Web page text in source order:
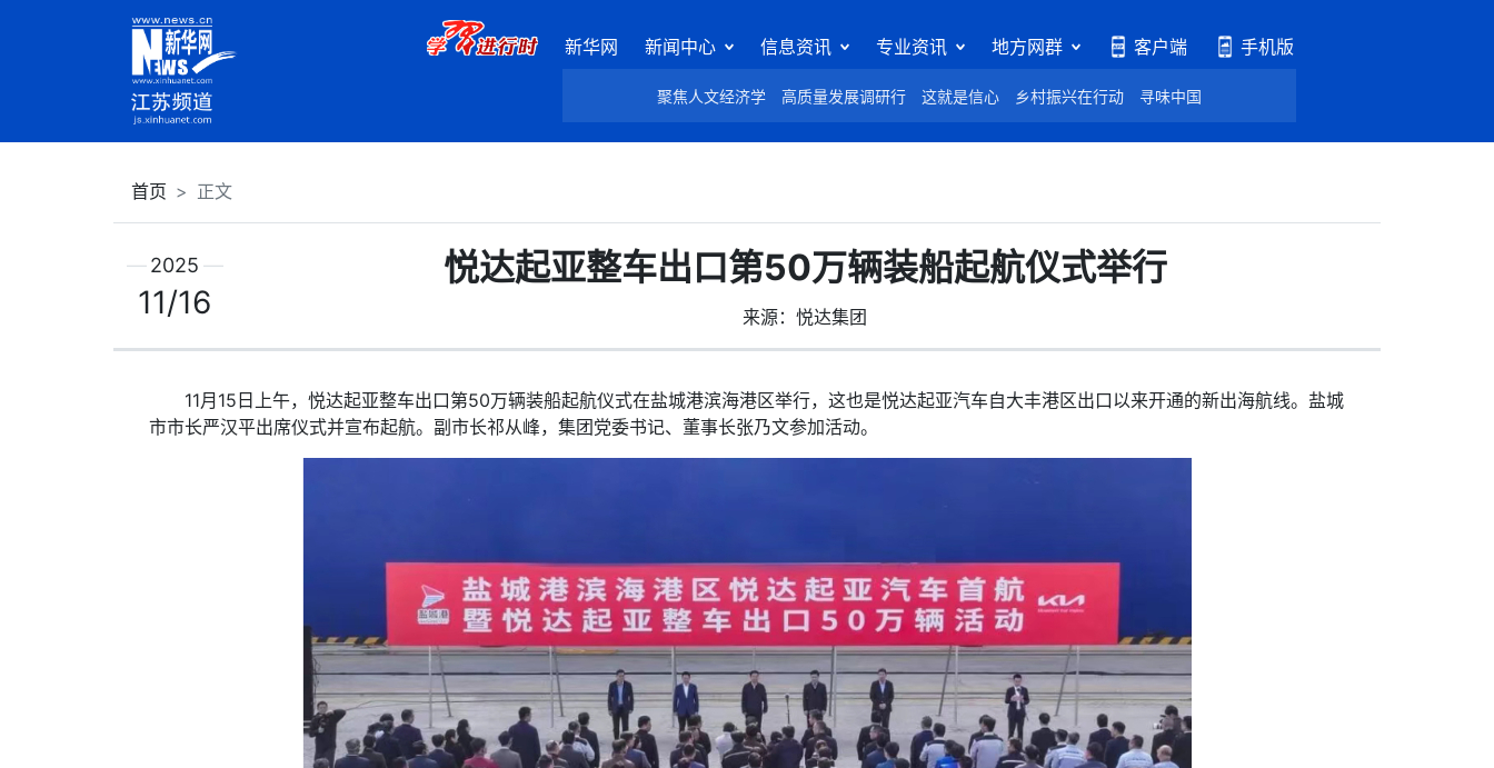
新华网 新闻中心 信息资讯 专业资讯 地方网群 客户端 手机版
聚焦人文经济学 高质量发展调研行 这就是信心 乡村振兴在行动 寻味中国
首页 正文
悦达起亚整车出口第50万辆装船起航仪式举行
来源：悦达集团
2025
11/16
11月15日上午，悦达起亚整车出口第50万辆装船起航仪式在盐城港滨海港区举行，这也是悦达起亚汽车自大丰港区出口以来开通的新出海航线。盐城
市市长严汉平出席仪式并宣布起航。副市长祁从峰，集团党委书记、董事长张乃文参加活动。